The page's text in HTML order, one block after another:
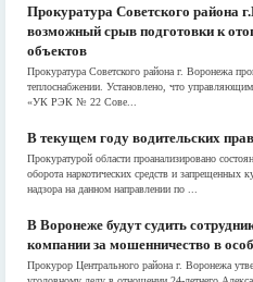
Прокуратура Советского района
возможный срыв подготовки к
объектов
Прокуратура Советского района г. Воронежа
теплоснабжении. Установлено, что
«УК РЭК № 22 Сове...
В текущем году водительских
Прокуратурой области проанализировано
оборота наркотических средств и запрещенных
надзора на данном направлении по ...
В Воронеже будут судить
компании за мошенничество в
Прокурор Центрального района г. Воронежа